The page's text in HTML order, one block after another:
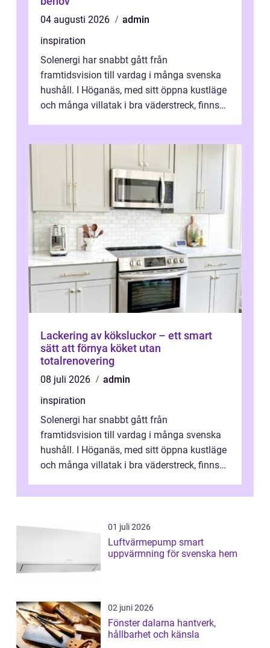
04 augusti 2026
admin
inspiration
Solenergi har snabbt gått från
framtidsvision till vardag i många svenska
hushåll. I Höganäs, med sitt öppna kustläge
och många villatak i bra väderstreck, finns
Lackering av köksluckor – ett smart
sätt att förnya köket utan
totalrenovering
08 juli 2026
admin
inspiration
Solenergi har snabbt gått från
framtidsvision till vardag i många svenska
hushåll. I Höganäs, med sitt öppna kustläge
och många villatak i bra väderstreck, finns
01 juli 2026
Luftvärmepump smart
uppvärmning för svenska hem
02 juni 2026
Fönster dalarna hantverk,
hållbarhet och känsla